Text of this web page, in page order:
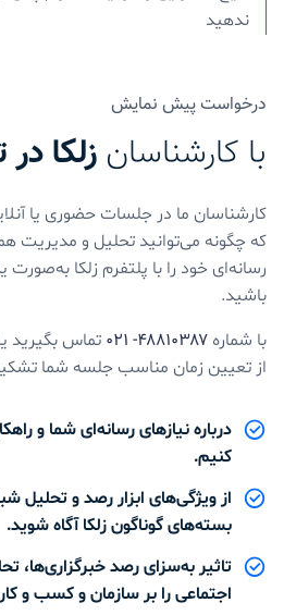
ندهید
درخواست پیش نمایش
با کارشناسان زلکا
کارشناسان ما در جلسات حضوری یا
که چگونه می‌توانید تحلیل و مدیریت
رسانه‌ای خود را با پلتفرم زلکا به‌صورت
باشید.
با شماره ۴۸۸۱۰۳۸۷- ۰۲۱
تماس بگیرید
از تعیین زمان مناسب جلسه شما
درباره نیازهای رسانه‌ای شما و
کنیم.
از ویژگی‌های ابزار رصد و تحلیل
بسته‌های گوناگون زلکا آگاه شوید.
تاثیر به‌سزای رصد خبرگزاری‌ها،
اجتماعی را بر سازمان و کسب و